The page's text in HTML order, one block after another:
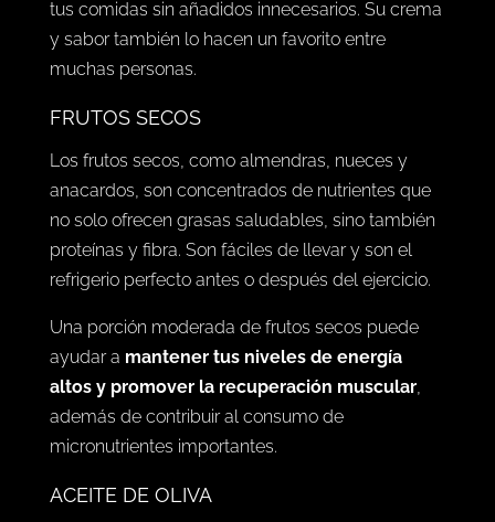
tus comidas sin añadidos innecesarios. Su crema
y sabor también lo hacen un favorito entre
muchas personas.
FRUTOS SECOS
Los frutos secos, como almendras, nueces y
anacardos, son concentrados de nutrientes que
no solo ofrecen grasas saludables, sino también
proteínas y fibra. Son fáciles de llevar y son el
refrigerio perfecto antes o después del ejercicio.
Una porción moderada de frutos secos puede
ayudar a mantener tus niveles de energía
altos y promover la recuperación muscular,
además de contribuir al consumo de
micronutrientes importantes.
ACEITE DE OLIVA